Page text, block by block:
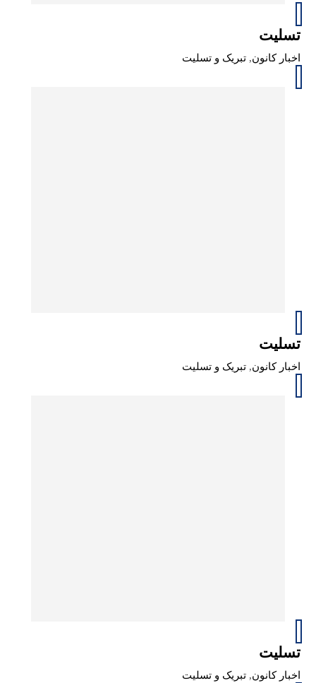
تسلیت
اخبار کانون,تبریک و تسلیت
تسلیت
اخبار کانون,تبریک و تسلیت
تسلیت
اخبار کانون,تبریک و تسلیت